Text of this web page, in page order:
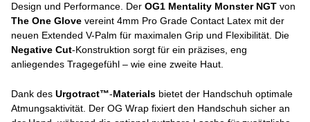
Design und Performance. Der OG1 Mentality Monster NGT von
The One Glove vereint 4mm Pro Grade Contact Latex mit der
neuen Extended V-Palm für maximalen Grip und Flexibilität. Die
Negative Cut-Konstruktion sorgt für ein präzises, eng
anliegendes Tragegefühl – wie eine zweite Haut.
Dank des Urgotract™-Materials bietet der Handschuh optimale
Atmungsaktivität. Der OG Wrap fixiert den Handschuh sicher an